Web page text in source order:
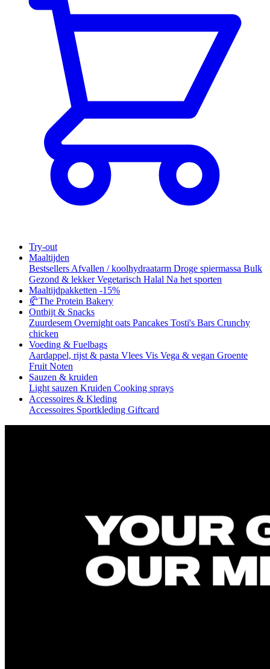
Try-out
Maaltijden
Bestsellers Afvallen / koolhydraatarm Droge spiermassa Bulk
Gezond & lekkerVegetarisch Halal Na het sporten
Maaltijdpakketten -15%
🥐The Protein Bakery
Ontbijt & Snacks
Zuurdesem Overnight oats Pancakes Tosti's Bars Crunchy
chicken
Voeding & Fuelbags
Aardappel, rijst & pasta Vlees Vis Vega & vegan Groente
Fruit Noten
Sauzen & kruiden
Light sauzen Kruiden Cooking sprays
Accessoires & Kleding
Accessoires Sportkleding Giftcard